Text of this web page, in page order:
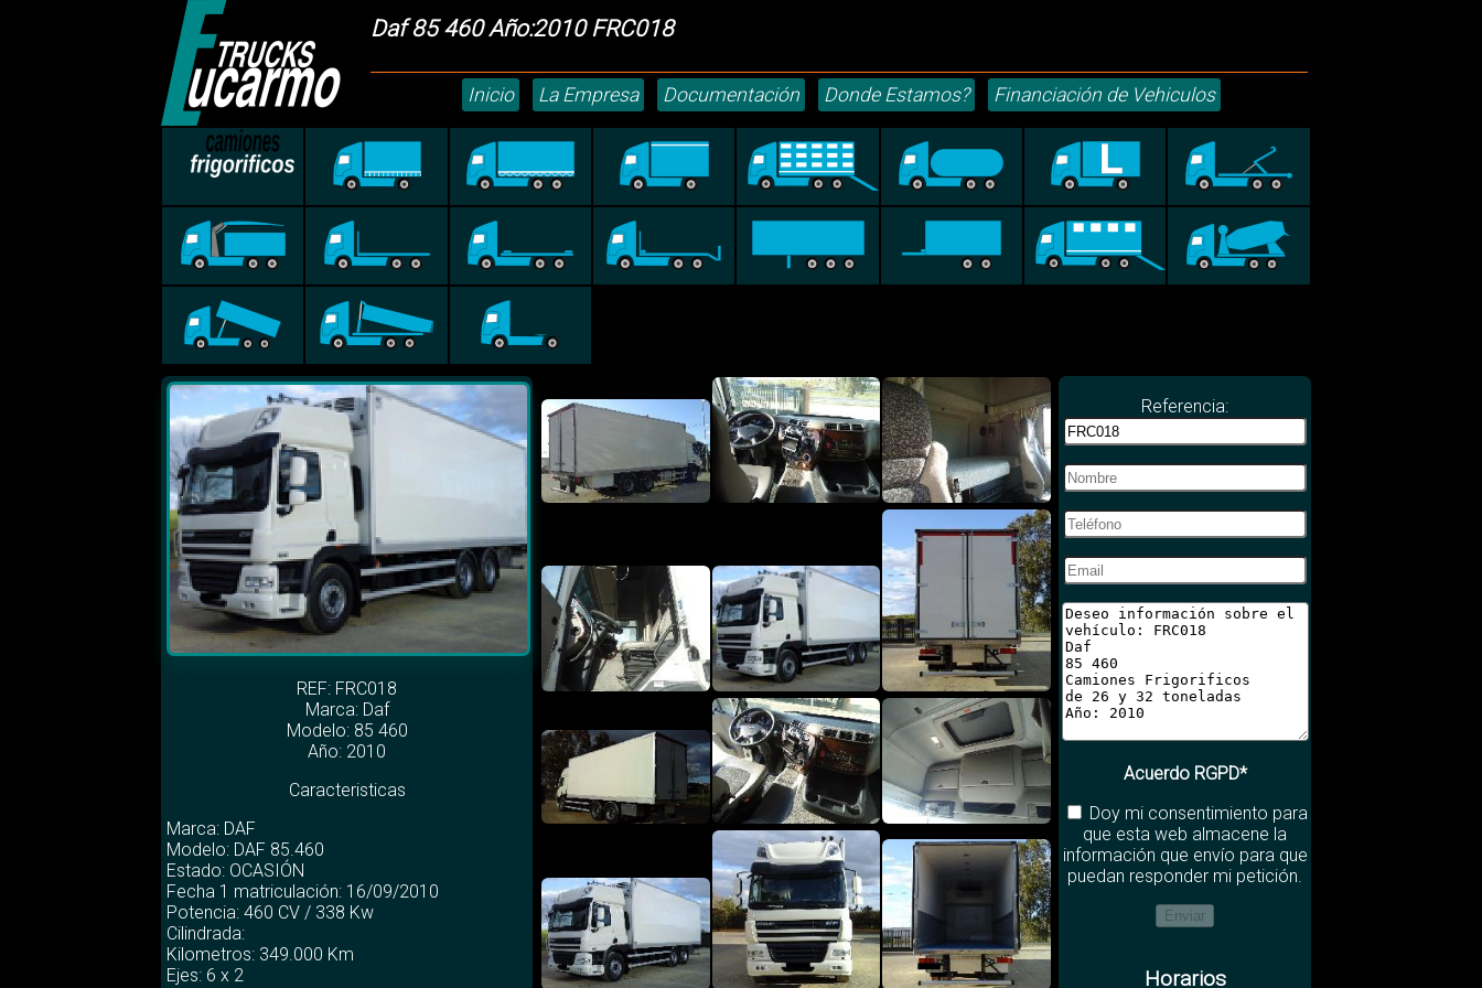
Daf 85 460 Año:2010 FRC018
Inicio La Empresa Documentación Donde Estamos? Financiación de Vehiculos
REF: FRC018
Marca: Daf
Modelo: 85 460
Año: 2010
Caracteristicas
Marca: DAF
Modelo: DAF 85.460
Estado: OCASIÓN
Fecha 1 matriculación: 16/09/2010
Potencia: 460 CV / 338 Kw
Cilindrada:
Kilometros: 349.000 Km
Ejes: 6 x 2
Referencia:
Acuerdo RGPD*
Doy mi consentimiento para
que esta web almacene la
información que envío para que
puedan responder mi petición.
Horarios